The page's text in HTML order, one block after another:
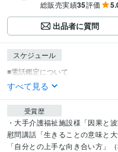
総販売実績35評価
出品者に質問
スケジュール
すべて見る
受賞歴
・大手介護福祉施設様「因果と
慰問講話「生きることの意味と
「自分との上手な向き合い方」（